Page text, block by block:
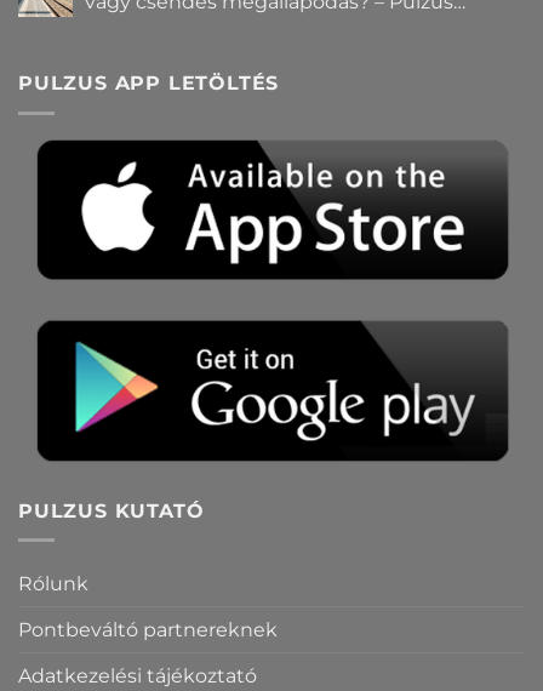
PULZUS APP LETÖLTÉS
PULZUS KUTATÓ
Rólunk
Pontbeváltó partnereknek
Adatkezelési tájékoztató